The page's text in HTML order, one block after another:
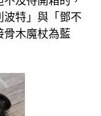
波特」與「鄧不
骨木魔杖為藍